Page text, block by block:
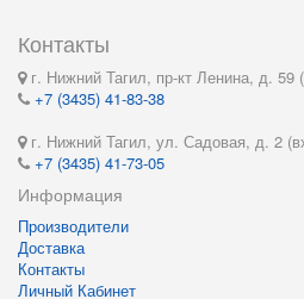
Контакты
г. Нижний Тагил, пр-кт Ленина, д. 59
+7 (3435) 41-83-38
г. Нижний Тагил, ул. Садовая, д. 2
+7 (3435) 41-73-05
Информация
Производители
Доставка
Контакты
Личный Кабинет